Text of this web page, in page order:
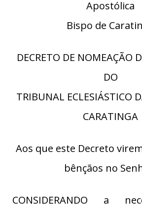
Apostólica
Bispo de
DECRETO DE NOMEAÇÃO
DO
TRIBUNAL ECLESIÁSTICO
CARATINGA
Aos que este Decreto
bênçãos no
CONSIDERANDO a